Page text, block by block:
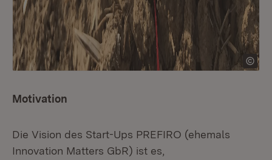
Motivation
Die Vision des Start-Ups PREFIRO (ehemals
Innovation Matters GbR) ist es,